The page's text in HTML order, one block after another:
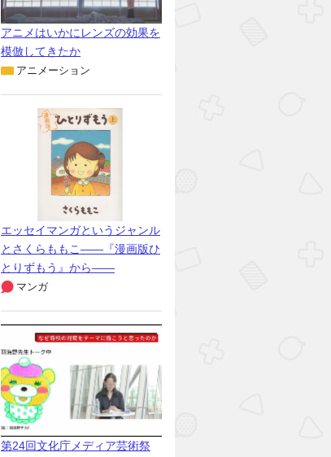
アニメはいかにレンズの効果を
模倣してきたか
アニメーション
エッセイマンガというジャンル
とさくらももこ――『漫画版ひ
とりずもう』から――
マンガ
第24回文化庁メディア芸術祭